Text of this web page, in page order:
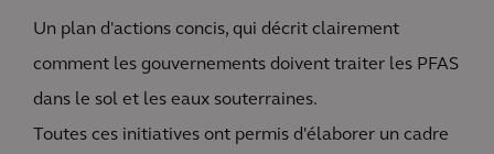
Un plan d'actions concis, qui décrit clairement
comment les gouvernements doivent traiter les PFAS
dans le sol et les eaux souterraines.
Toutes ces initiatives ont permis d'élaborer un cadre